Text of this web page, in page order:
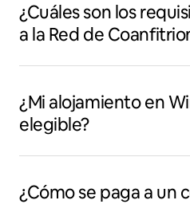
¿Cuáles son los
a la Red de
¿Mi alojamiento en
elegible?
¿Cómo se paga a un